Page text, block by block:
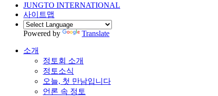
JUNGTO INTERNATIONAL
사이트맵
Powered by Translate
소개
정토회 소개
정토소식
오늘, 첫 만남입니다
언론 속 정토